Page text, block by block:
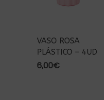
VASO ROSA
PLÁSTICO – 4UD
6,00€